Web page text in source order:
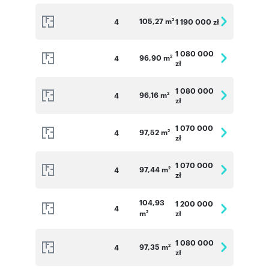
4 105,27 m2 1 190 000 zł
4 96,90 m2
1 080 000
zł
4 96,16 m2
1 080 000
zł
4 97,52 m2
1 070 000
zł
4 97,44 m2
1 070 000
zł
4
104,93
m2
1 200 000
zł
4 97,35 m2
1 080 000
zł